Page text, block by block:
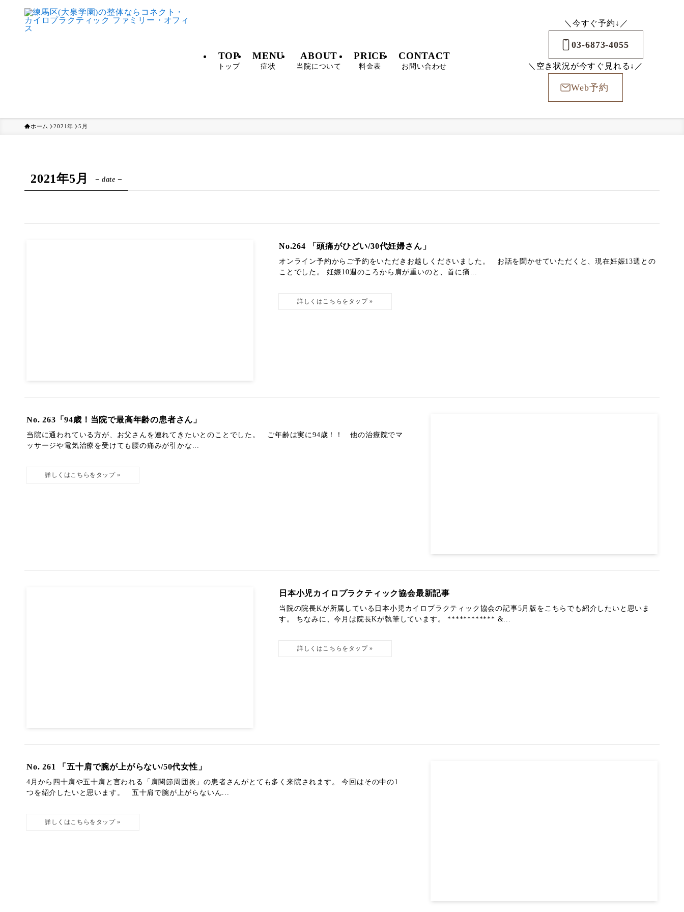
TOP
トップ
MENU
症状
ABOUT
当院について
PRICE
料金表
CONTACT
お問い合わせ
＼今すぐ予約↓／
03-6873-4055
＼空き状況が今すぐ見れる↓／
Web予約
ホーム 2021年 5月
2021年5月 – date –
No.264 「頭痛がひどい/30代妊婦さん」
オンライン予約からご予約をいただきお越しくださいました。 お話を聞かせていただくと、現在妊娠13週との
ことでした。 妊娠10週のころから肩が重いのと、首に痛...
No. 263「94歳！当院で最高年齢の患者さん」
当院に通われている方が、お父さんを連れてきたいとのことでした。 ご年齢は実に94歳！！ 他の治療院でマ
ッサージや電気治療を受けても腰の痛みが引かな...
日本小児カイロプラクティック協会最新記事
当院の院長Kが所属している日本小児カイロプラクティック協会の記事5月版をこちらでも紹介したいと思いま
す。 ちなみに、今月は院長Kが執筆しています。 ************ &...
No. 261 「五十肩で腕が上がらない/50代女性」
4月から四十肩や五十肩と言われる「肩関節周囲炎」の患者さんがとても多く来院されます。 今回はその中の1
つを紹介したいと思います。 五十肩で腕が上がらないん...